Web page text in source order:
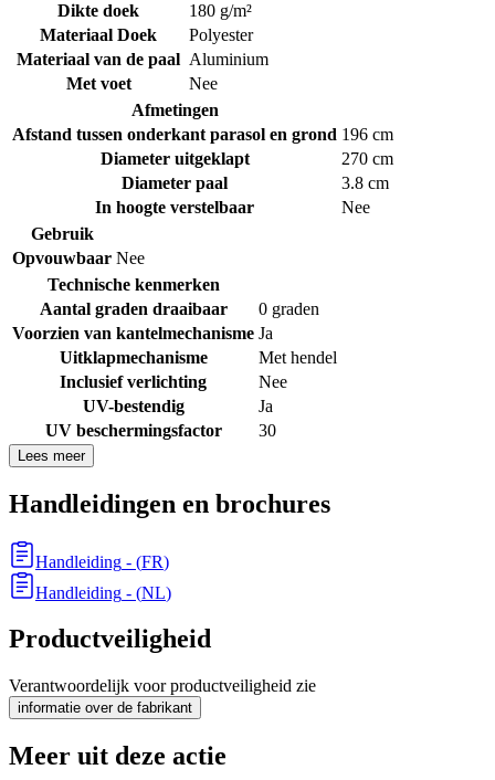
Dikte doek
180 g/m²
Materiaal Doek
Polyester
Materiaal van de paal Aluminium
Met voet
Nee
Afmetingen
Afstand tussen onderkant parasol en grond 196 cm
Diameter uitgeklapt
270 cm
Diameter paal
3.8 cm
In hoogte verstelbaar
Nee
Gebruik
Opvouwbaar Nee
Technische kenmerken
Aantal graden draaibaar
0 graden
Voorzien van kantelmechanisme Ja
Uitklapmechanisme
Met hendel
Inclusief verlichting
Nee
UV-bestendig
Ja
UV beschermingsfactor
30
Lees meer
Handleidingen en brochures
Handleiding - (FR)
Handleiding - (NL)
Productveiligheid
Verantwoordelijk voor productveiligheid zie
informatie over de fabrikant
Meer uit deze actie